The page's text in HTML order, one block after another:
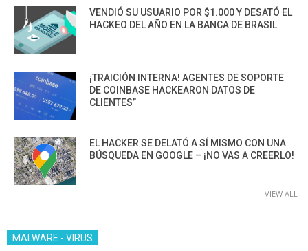
VENDIÓ SU USUARIO POR $1.000 Y DESATÓ EL
HACKEO DEL AÑO EN LA BANCA DE BRASIL
¡TRAICIÓN INTERNA! AGENTES DE SOPORTE
DE COINBASE HACKEARON DATOS DE
CLIENTES”
EL HACKER SE DELATÓ A SÍ MISMO CON UNA
BÚSQUEDA EN GOOGLE – ¡NO VAS A CREERLO!
VIEW ALL
MALWARE - VIRUS